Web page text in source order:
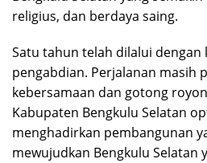
religius, dan berdaya saing.
Satu tahun telah dilalui dengan
pengabdian. Perjalanan masih
kebersamaan dan gotong
Kabupaten Bengkulu Selatan
menghadirkan pembangunan
mewujudkan Bengkulu Selatan